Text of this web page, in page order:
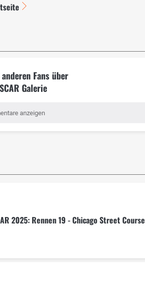
Fans über
Galerie
anzeigen
2025: Rennen 19 - Chicago Street Course